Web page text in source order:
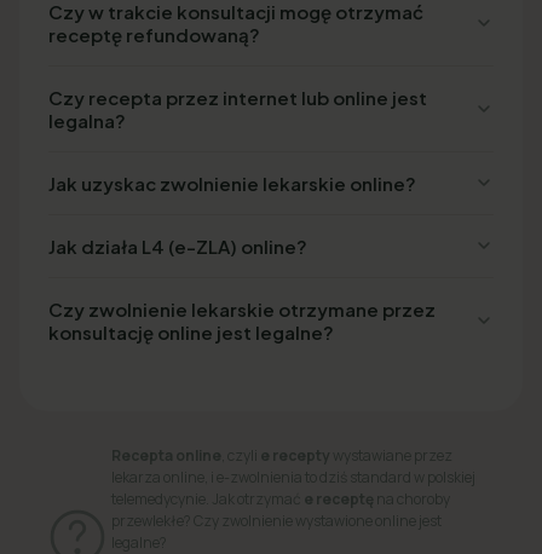
Czy w trakcie konsultacji mogę otrzymać
receptę refundowaną?
Czy recepta przez internet lub online jest
legalna?
Jak uzyskac zwolnienie lekarskie online?
Jak działa L4 (e-ZLA) online?
Czy zwolnienie lekarskie otrzymane przez
konsultację online jest legalne?
Recepta online , czyli e recepty wystawiane przez
lekarza online, i e-zwolnienia to dziś standard w polskiej
telemedycynie. Jak otrzymać e receptę na choroby
przewlekłe? Czy zwolnienie wystawione online jest
legalne?